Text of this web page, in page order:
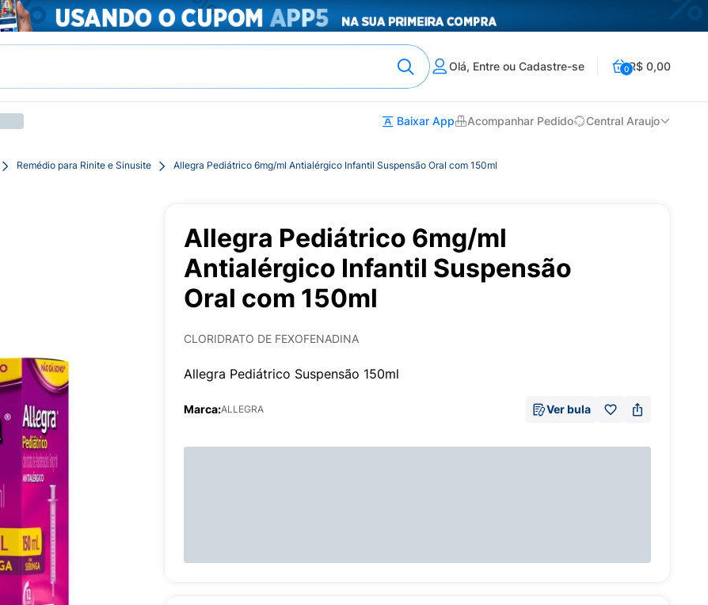
Olá, Entre ou Cadastre-se 0R$ 0,00
Baixar App Acompanhar Pedido Central Araujo
Remédio para Rinite e Sinusite Allegra Pediátrico 6mg/ml Antialérgico Infantil Suspensão Oral com 150ml
Allegra Pediátrico 6mg/ml
Antialérgico Infantil Suspensão
Oral com 150ml
CLORIDRATO DE FEXOFENADINA
Allegra Pediátrico Suspensão 150ml
Marca:ALLEGRA Ver bula